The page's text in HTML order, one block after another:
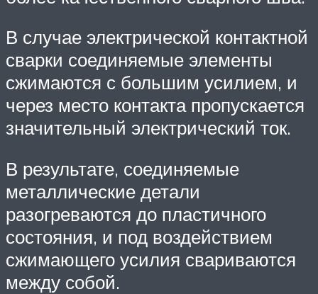
В случае электрической контактной
сварки соединяемые элементы
сжимаются с большим усилием, и
через место контакта пропускается
значительный электрический ток.
В результате, соединяемые
металлические детали
разогреваются до пластичного
состояния, и под воздействием
сжимающего усилия свариваются
между собой.